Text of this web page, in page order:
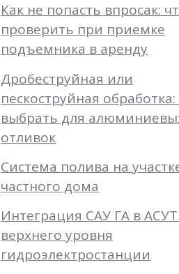
Как не попасть впросак:
проверить при приемке
подъемника в аренду
Дробеструйная или
пескоструйная обработка:
выбрать для
отливок
Система полива на
частного дома
Интеграция САУ ГА в
верхнего уровня
гидроэлектростанции